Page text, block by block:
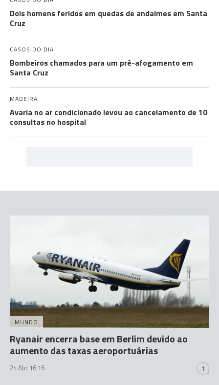
Dois homens feridos em quedas de andaimes em Santa
Cruz
CASOS DO DIA
Bombeiros chamados para um pré-afogamento em
Santa Cruz
MADEIRA
Avaria no ar condicionado levou ao cancelamento de 10
consultas no hospital
MUNDO
Ryanair encerra base em Berlim devido ao
aumento das taxas aeroportuárias
24 Abr 16:16 1